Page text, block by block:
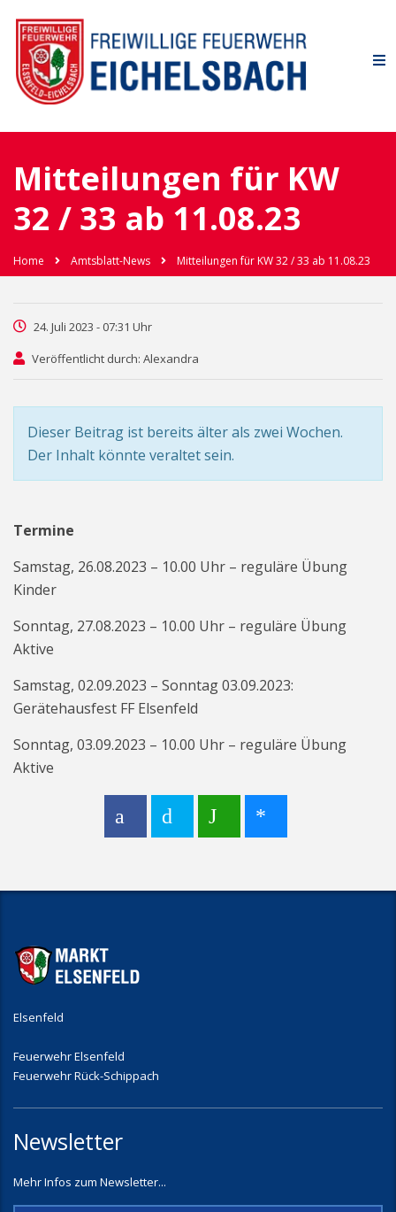
Mitteilungen für KW
32 / 33 ab 11.08.23
Home Amtsblatt-News Mitteilungen für KW 32 / 33 ab 11.08.23
24. Juli 2023 - 07:31 Uhr
Veröffentlicht durch: Alexandra
Dieser Beitrag ist bereits älter als zwei Wochen.
Der Inhalt könnte veraltet sein.
Termine
Samstag, 26.08.2023 – 10.00 Uhr – reguläre Übung
Kinder
Sonntag, 27.08.2023 – 10.00 Uhr – reguläre Übung
Aktive
Samstag, 02.09.2023 – Sonntag 03.09.2023:
Gerätehausfest FF Elsenfeld
Sonntag, 03.09.2023 – 10.00 Uhr – reguläre Übung
Aktive
Elsenfeld
Feuerwehr Elsenfeld
Feuerwehr Rück-Schippach
Newsletter
Mehr Infos zum Newsletter...